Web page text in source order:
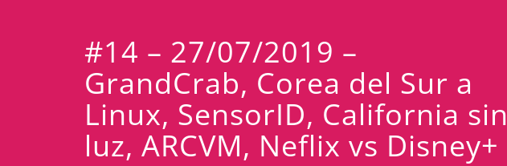
#14 – 27/07/2019 –
GrandCrab, Corea del Sur a
Linux, SensorID, California sin
luz, ARCVM, Neflix vs Disney+